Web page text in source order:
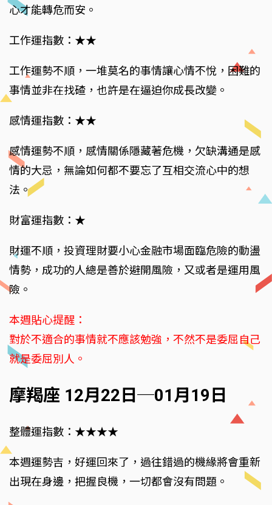
心才能轉危而安。
工作運指數：★★
工作運勢不順，一堆莫名的事情讓心情不悅，困難的
事情並非在找碴，也許是在逼迫你成長改變。
感情運指數：★★
感情運勢不順，感情關係隱藏著危機，欠缺溝通是感
情的大忌，無論如何都不要忘了互相交流心中的想
法。
財富運指數：★
財運不順，投資理財要小心金融市場面臨危險的動盪
情勢，成功的人總是善於避開風險，又或者是運用風
險。
本週貼心提醒：
對於不適合的事情就不應該勉強，不然不是委屈自己
就是委屈別人。
摩羯座 12月22日─01月19日
整體運指數：★★★★
本週運勢吉，好運回來了，過往錯過的機緣將會重新
出現在身邊，把握良機，一切都會沒有問題。